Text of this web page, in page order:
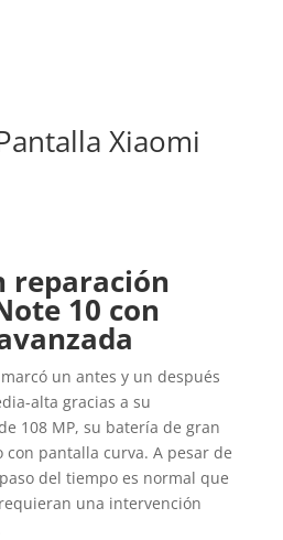
Xiaomi
reparación
10 con
un antes y un después
alta gracias a su
108 MP, su batería de gran
con pantalla curva. A pesar de
del tiempo es normal que
una intervención